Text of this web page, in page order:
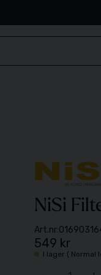
NiSi
Art.nr:
549 kr
I lager ( Normal